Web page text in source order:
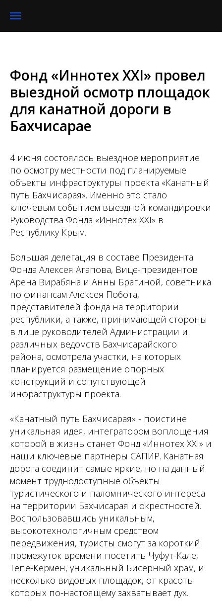
Фонд «Иннотех XXI» провел
выездной осмотр площадок
для канатной дороги в
Бахчисарае
4 июня состоялось выездное мероприятие
по осмотру местности под планируемые
объекты инфраструктуры проекта «Канатный
путь Бахчисарая». Именно это стало
ключевым событием выездной командировки
Руководства Фонда «Иннотех XXI» в
Республику Крым.
Большая делегация в составе Президента
Фонда Алексея Агапова, Вице-президентов
Арена Вирабяна и Анны Брагиной, советника
по финансам Алексея Побота,
представителей фонда на территории
республики, а также, принимающей стороны
в лице руководителей Администрации и
различных ведомств Бахчисарайского
района, осмотрела участки, на которых
планируется размещение опорных
конструкций и сопутствующей
инфраструктуры проекта.
«Канатный путь Бахчисарая» - поистине
уникальная идея, интегратором воплощения
которой в жизнь станет Фонд «Иннотех XXI» и
наши ключевые партнеры САПИР. Канатная
дорога соединит самые яркие, но на данный
момент труднодоступные объекты
туристического и паломнического интереса
на территории Бахчисарая и окрестностей.
Воспользовавшись уникальным,
высокотехнологичным средством
передвижения, туристы смогут за короткий
промежуток времени посетить Чуфут-Кале,
Тепе-Кермен, уникальный Бисерный храм, и
несколько видовых площадок, от красоты
которых по-настоящему захватывает дух.